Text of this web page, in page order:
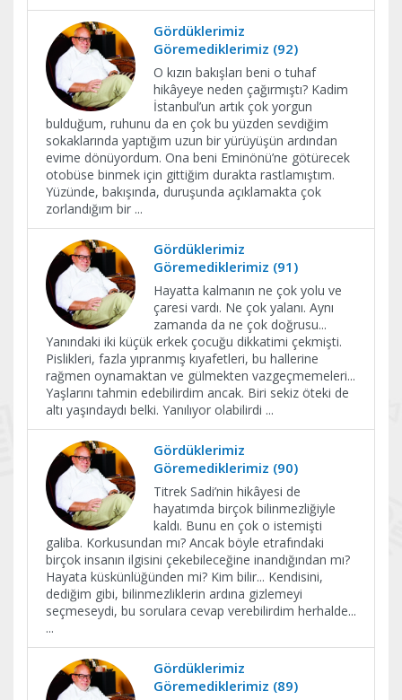
Gördüklerimiz
Göremediklerimiz (92)
O kızın bakışları beni o tuhaf
hikâyeye neden çağırmıştı? Kadim
İstanbul’un artık çok yorgun
bulduğum, ruhunu da en çok bu yüzden sevdiğim
sokaklarında yaptığım uzun bir yürüyüşün ardından
evime dönüyordum. Ona beni Eminönü’ne götürecek
otobüse binmek için gittiğim durakta rastlamıştım.
Yüzünde, bakışında, duruşunda açıklamakta çok
zorlandığım bir ...
Gördüklerimiz
Göremediklerimiz (91)
Hayatta kalmanın ne çok yolu ve
çaresi vardı. Ne çok yalanı. Aynı
zamanda da ne çok doğrusu...
Yanındaki iki küçük erkek çocuğu dikkatimi çekmişti.
Pislikleri, fazla yıpranmış kıyafetleri, bu hallerine
rağmen oynamaktan ve gülmekten vazgeçmemeleri...
Yaşlarını tahmin edebilirdim ancak. Biri sekiz öteki de
altı yaşındaydı belki. Yanılıyor olabilirdi ...
Gördüklerimiz
Göremediklerimiz (90)
Titrek Sadi’nin hikâyesi de
hayatımda birçok bilinmezliğiyle
kaldı. Bunu en çok o istemişti
galiba. Korkusundan mı? Ancak böyle etrafındaki
birçok insanın ilgisini çekebileceğine inandığından mı?
Hayata küskünlüğünden mi? Kim bilir... Kendisini,
dediğim gibi, bilinmezliklerin ardına gizlemeyi
seçmeseydi, bu sorulara cevap verebilirdim herhalde...
...
Gördüklerimiz
Göremediklerimiz (89)